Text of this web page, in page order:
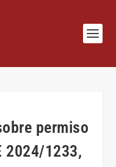
permiso
2024/1233,